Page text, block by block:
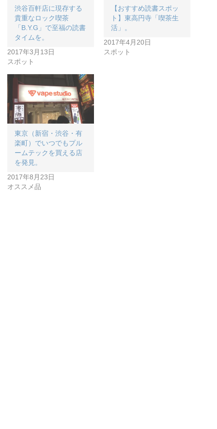
渋谷百軒店に現存する
貴重なロック喫茶
「B.Y.G」で至福の読書
タイムを。
2017年3月13日
スポット
【おすすめ読書スポッ
ト】東高円寺「喫茶生
活」。
2017年4月20日
スポット
東京（新宿・渋谷・有
楽町）でいつでもプル
ームテックを買える店
を発見。
2017年8月23日
オススメ品